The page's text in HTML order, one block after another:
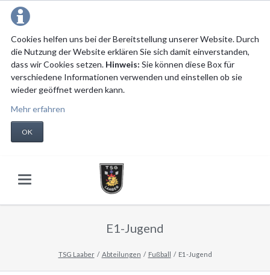
Cookies helfen uns bei der Bereitstellung unserer Website. Durch
die Nutzung der Website erklären Sie sich damit einverstanden,
dass wir Cookies setzen. Hinweis: Sie können diese Box für
verschiedene Informationen verwenden und einstellen ob sie
wieder geöffnet werden kann.
Mehr erfahren
OK
E1-Jugend
TSG Laaber Abteilungen Fußball E1-Jugend